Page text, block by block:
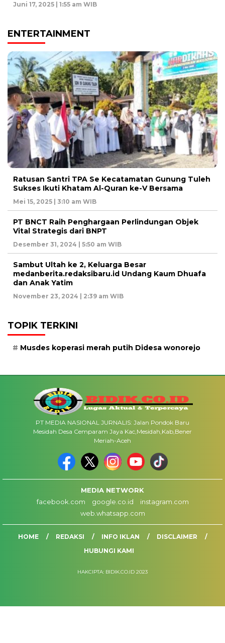
Juni 17, 2025 | 1:55 am WIB
ENTERTAINMENT
Ratusan Santri TPA Se Kecatamatan Gunung Tuleh
Sukses Ikuti Khatam Al-Quran ke-V Bersama
Mei 15, 2025 | 3:10 am WIB
PT BNCT Raih Penghargaan Perlindungan Objek
Vital Strategis dari BNPT
Desember 31, 2024 | 5:50 am WIB
Sambut Ultah ke 2, Keluarga Besar
medanberita.redaksibaru.id Undang Kaum Dhuafa
dan Anak Yatim
November 23, 2024 | 2:39 am WIB
TOPIK TERKINI
Musdes koperasi merah putih Didesa wonorejo
PT MEDIA NASIONAL JURNALIS: Jalan Pondok Baru
Mesidah Desa Cemparam Jaya Kac,Mesidah,Kab,Bener
Meriah-Aceh
MEDIA NETWORK
facebook.com
google.co.id
instagram.com
web.whatsapp.com
HOME REDAKSI INFO IKLAN
DISCLAIMER
HUBUNGI KAMI
HAKCIPTA: BIDIK.CO.ID 2023